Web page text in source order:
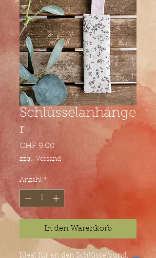
Schlüsselanhänge
r
CHF 9.00
zzgl. Versand
Anzahl *
In den Warenkorb
Ideal für an den Schlüsselbund,